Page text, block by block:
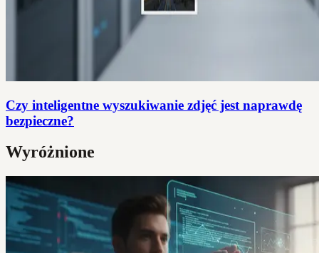
Czy inteligentne wyszukiwanie zdjęć jest naprawdę
bezpieczne?
Wyróżnione